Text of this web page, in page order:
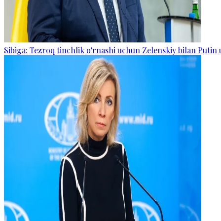
Sibiga: Tezroq tinchlik o‘rnashi uchun Zelenskiy bilan